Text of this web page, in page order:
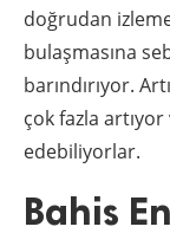
doğrudan
bulaşmasına
barındırıyor.
çok fazla artıyor
edebiliyorlar.
Bahis